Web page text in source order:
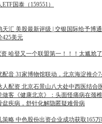
ETF国泰（159551）
天汇 美股最新评级 | 交银国际给予博
425美元
哈登又一个联盟第一！！！太尴尬了
配音 31家博物馆联动，北京海淀推介
人配资 北京石景山八大处中西医结合
做客《健康北京》：头面怪痛病在颈
盆疾病，舒针化解隐匿疑难骨病
策略 中色股份出资企业成功获取165